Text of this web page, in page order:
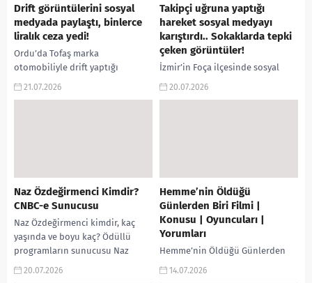
Drift görüntülerini sosyal
medyada paylaştı, binlerce
liralık ceza yedi!
Ordu’da Tofaş marka
otomobiliyle drift yaptığı
görüntüleri sosyal medya
21.07.2026
Takipçi uğruna yaptığı
hareket sosyal medyayı
karıştırdı.. Sokaklarda tepki
çeken görüntüler!
İzmir’in Foça ilçesinde sosyal
medya için çekilen bir video kısa
20.07.2026
Naz Özdeğirmenci Kimdir?
CNBC-e Sunucusu
Naz Özdeğirmenci kimdir, kaç
yaşında ve boyu kaç? Ödüllü
programların sunucusu Naz
Özdeğirmenci’nin hayatı, kariyeri
20.07.2026
Hemme’nin Öldüğü
Günlerden Biri Filmi |
Konusu | Oyuncuları |
Yorumları
Hemme’nin Öldüğü Günlerden
Biri filmi, konusu, oyuncuları,
14.07.2026